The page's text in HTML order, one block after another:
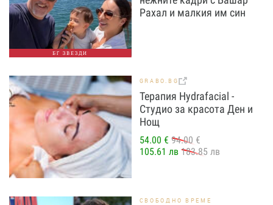
БГ ЗВЕЗДИ
Рахал и малкия им син
GRABO.BG
Терапия Hydrafacial -
Студио за красота Ден и
Нощ
54.00 € 94.00 €
105.61 лв 183.85 лв
СВОБОДНО ВРЕМЕ